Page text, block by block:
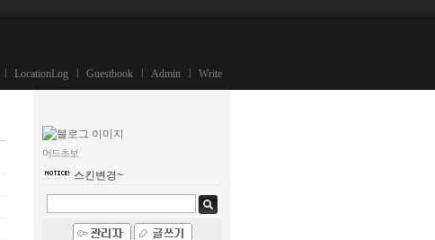
LocationLog Guestbook Admin Write
머드초보
스킨변경~